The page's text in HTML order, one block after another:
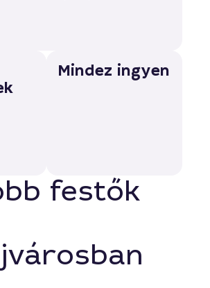
Mindez ingyen
festők